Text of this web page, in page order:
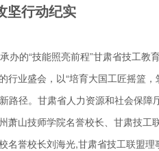
坚行动纪实
办的“技能照亮前程”甘肃省技工教
行业盛会，以“培育大国工匠摇篮，
路径。甘肃省人力资源和社会保障
萧山技师学院名誉校长、甘肃技工
名誉校长刘海光,甘肃省技工联盟理